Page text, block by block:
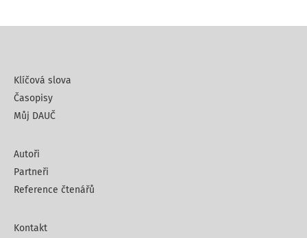
Klíčová slova
Časopisy
Můj DAUČ
Autoři
Partneři
Reference čtenářů
Kontakt